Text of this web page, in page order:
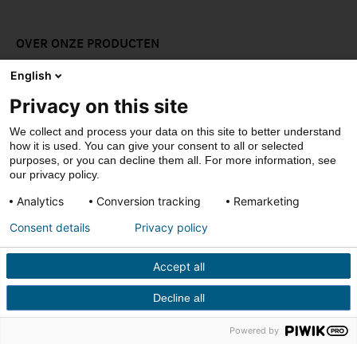
OVER ONZE PRODUCTEN
LAAT JE INSPIREREN
DOWNLOADS
CONTACT
© Stradus
Privacy- & cookiepolicy
Disclaimer
Verkoopsvoorwaarden
English
Privacy on this site
We collect and process your data on this site to better understand
how it is used. You can give your consent to all or selected
purposes, or you can decline them all. For more information, see
our privacy policy.
Analytics Conversion tracking Remarketing
Accept all
Decline all
Consent details Privacy policy
Powered by